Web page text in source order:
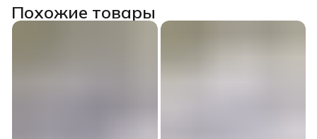
Похожие товары